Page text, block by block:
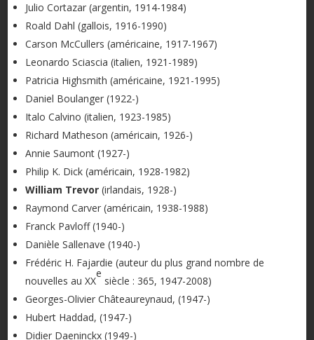
Julio Cortazar (argentin, 1914-1984)
Roald Dahl (gallois, 1916-1990)
Carson McCullers (américaine, 1917-1967)
Leonardo Sciascia (italien, 1921-1989)
Patricia Highsmith (américaine, 1921-1995)
Daniel Boulanger (1922-)
Italo Calvino (italien, 1923-1985)
Richard Matheson (américain, 1926-)
Annie Saumont (1927-)
Philip K. Dick (américain, 1928-1982)
William Trevor(irlandais, 1928-)
Raymond Carver (américain, 1938-1988)
Franck Pavloff (1940-)
Danièle Sallenave (1940-)
Frédéric H. Fajardie (auteur du plus grand nombre de
nouvelles au XX
e
siècle : 365, 1947-2008)
Georges-Olivier Châteaureynaud, (1947-)
Hubert Haddad, (1947-)
Didier Daeninckx (1949-)